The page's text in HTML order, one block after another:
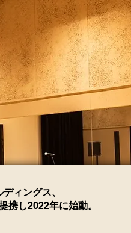
ィングス、
携し2022年に始動。